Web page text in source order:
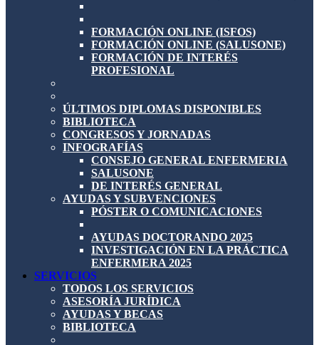
FORMACIÓN ONLINE (ISFOS)
FORMACIÓN ONLINE (SALUSONE)
FORMACIÓN DE INTERÉS
PROFESIONAL
ÚLTIMOS DIPLOMAS DISPONIBLES
BIBLIOTECA
CONGRESOS Y JORNADAS
INFOGRAFÍAS
CONSEJO GENERAL ENFERMERIA
SALUSONE
DE INTERÉS GENERAL
AYUDAS Y SUBVENCIONES
PÓSTER O COMUNICACIONES
AYUDAS DOCTORANDO 2025
INVESTIGACIÓN EN LA PRÁCTICA
ENFERMERA 2025
SERVICIOS
TODOS LOS SERVICIOS
ASESORÍA JURÍDICA
AYUDAS Y BECAS
BIBLIOTECA